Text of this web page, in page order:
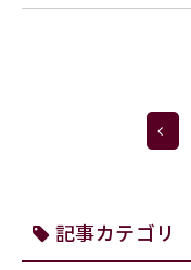
記事カテゴリ